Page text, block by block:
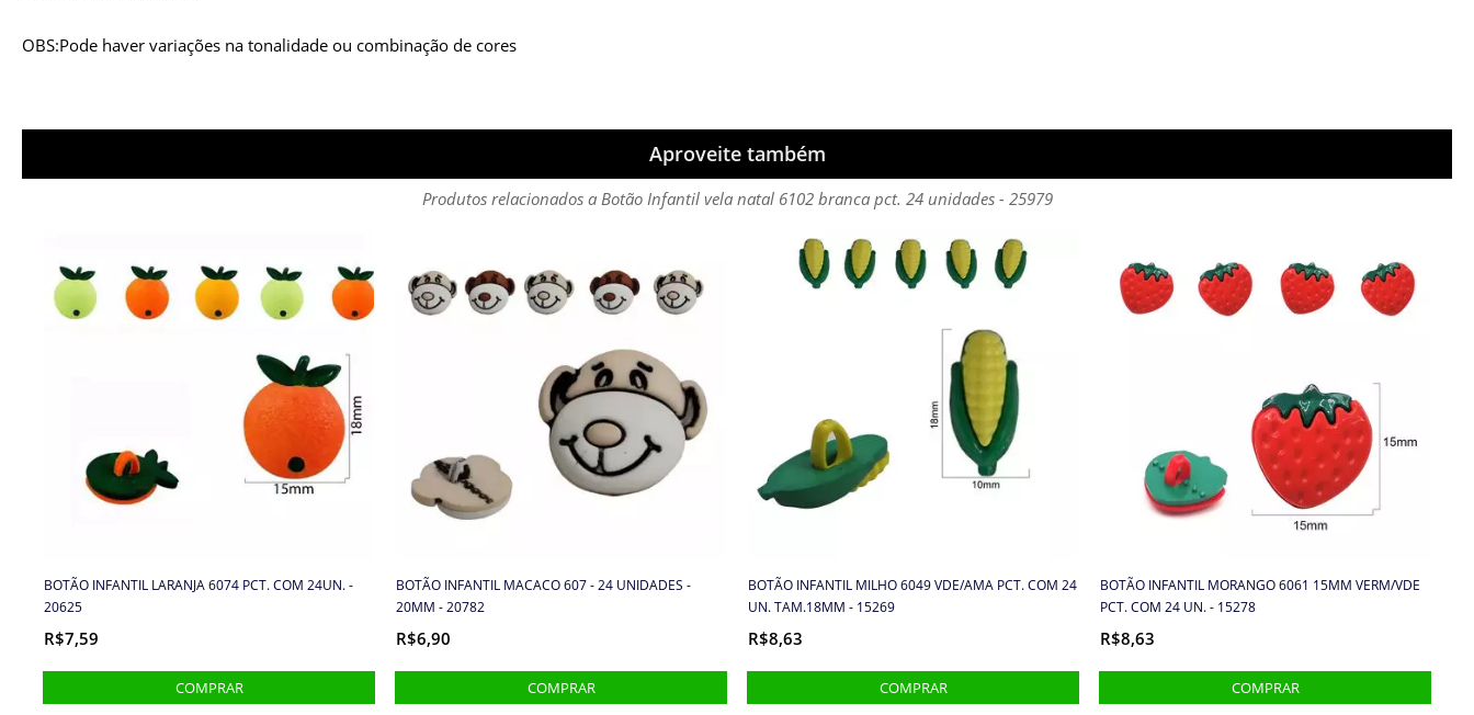
OBS:Pode haver variações na tonalidade ou combinação de cores
Aproveite também
Produtos relacionados a Botão Infantil vela natal 6102 branca pct. 24 unidades - 25979
BOTÃO INFANTIL LARANJA 6074 PCT. COM 24UN. -
20625
R$7,59
BOTÃO INFANTIL MACACO 607 - 24 UNIDADES -
20MM - 20782
R$6,90
BOTÃO INFANTIL MILHO 6049 VDE/AMA PCT. COM 24
UN. TAM.18MM - 15269
R$8,63
BOTÃO INFANTIL MORANGO 6061 15MM VERM/VDE
PCT. COM 24 UN. - 15278
R$8,63